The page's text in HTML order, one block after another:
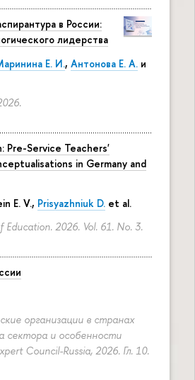
в России:
лидерства
Е. И., Антонова Е. А. и
Pre-Service Teachers'
in Germany and
E. V., Prisyazhniuk D. et al.
Education. 2026. Vol. 61. No. 3.
организации в странах
сектора и особенности
Council-Russia, 2026. Гл. 10.